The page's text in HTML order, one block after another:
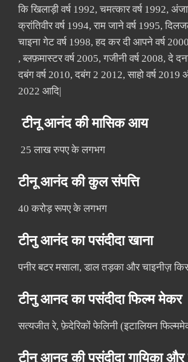
कि खिलाड़ी वर्ष 1992, चमत्कार वर्ष 1992,
क्रांतिवीर वर्ष 1994, राम जाने वर्ष 1995,
चाइना गेट वर्ष 1998, हद कर दी आपने वर्ष
, ब्लफ़मास्टर वर्ष 2005, गजीनी वर्ष 2008, दे
दबंग वर्ष 2010, दबंग 2 2012, साहो वर्ष 2019
2022 आदि|
टीनू आनंद की मासिक आय
25 लाख रुपए के लगभग
टीनू आनंद की कुल संपत्ति
40 करोड़ रूपए के लगभग
टीनु आनंद का पसंदीदा खाना
पनीर बटर मसाला, डाल तड़का और चाइनीज़
टीनु आनद का पसंदीदा फिल्म मेकर
सत्यजीत रे, फ़ेदेरिकों फेलिनी (इटालियन
टीनु आनद की पसंदीदा गायिका